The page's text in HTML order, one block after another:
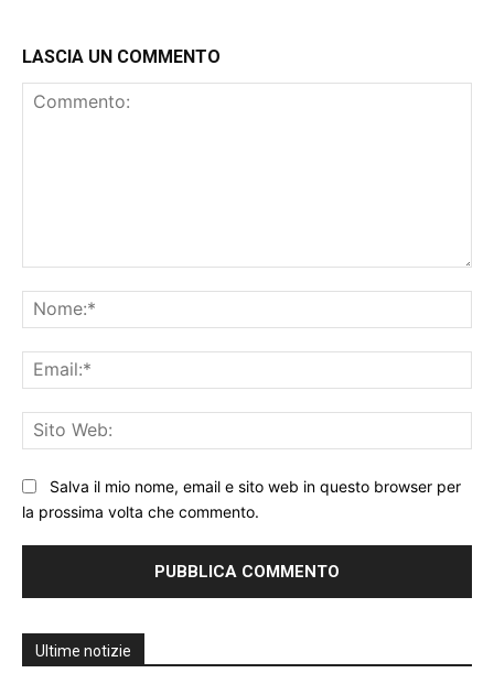
LASCIA UN COMMENTO
Salva il mio nome, email e sito web in questo browser per
la prossima volta che commento.
Ultime notizie